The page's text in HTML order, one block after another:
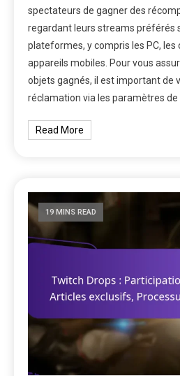
spectateurs de gagner des
regardant leurs streams préférés
plateformes, y compris les PC, les
appareils mobiles. Pour vous
objets gagnés, il est important de
réclamation via les paramètres de
Read More
19 MINS READ